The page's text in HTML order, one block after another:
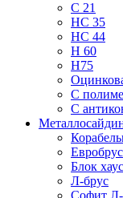
С 21
НС 35
НС 44
Н 60
Н75
С
С
Евробрус
Блок хаус
Л-брус
Софит Л-